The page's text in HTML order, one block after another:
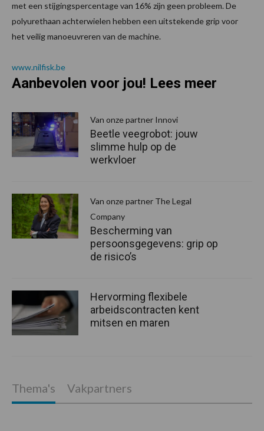
met een stijgingspercentage van 16% zijn geen probleem. De
polyurethaan achterwielen hebben een uitstekende grip voor
het veilig manoeuvreren van de machine.
www.nilfisk.be
Aanbevolen voor jou! Lees meer
Van onze partner Innovi
Beetle veegrobot: jouw
slimme hulp op de
werkvloer
Van onze partner The Legal
Company
Bescherming van
persoonsgegevens: grip op
de risico’s
Hervorming flexibele
arbeidscontracten kent
mitsen en maren
Thema's Vakpartners